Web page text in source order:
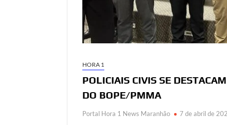
HORA 1
POLICIAIS CIVIS SE
DO BOPE/PMMA
Portal Hora 1 News Maranhão 7 de abril de